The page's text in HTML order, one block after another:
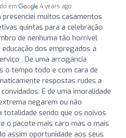
em 4 years ago
presenciei muitos casamentos
quintas para a celebração
de nenhuma tão horrível
dos empregados á
. De uma arrogância
o tempo todo e com cara de
respostas rudes a
É de uma imoralidade
negarem ou não
totalidade sendo que os noivos
o pacote mais caro mas o mais
assim oportunidade aos seus